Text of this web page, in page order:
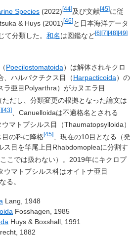
Species (2022)[44]及び文献[45]に従
& Huys (2001)[46] と日本海洋データ
て分類した。 和名は図鑑など[6][7][48][49]
Poecilostomatoida）は解体されキクロ
、ハルパクチクス目（Harpacticoida）の
ラ亜目Polyarthra）がカヌエラ目
（ただし、分類変更の根拠となった論文は
][43] 、Canuelloidaは不適格名とされる
マトプシルス目（Thaumatopsylloida）
の科に降格[45]
、現在の10目となる（発
ス目を竿尾上目Rhabdomopleaに分割す
ここでは扱わない）。2019年にキクロプ
ウマトプシルス科はオイトナ亜目
る。
Lang, 1948
Fosshagen, 1985
Huys & Boxshall, 1991
1882